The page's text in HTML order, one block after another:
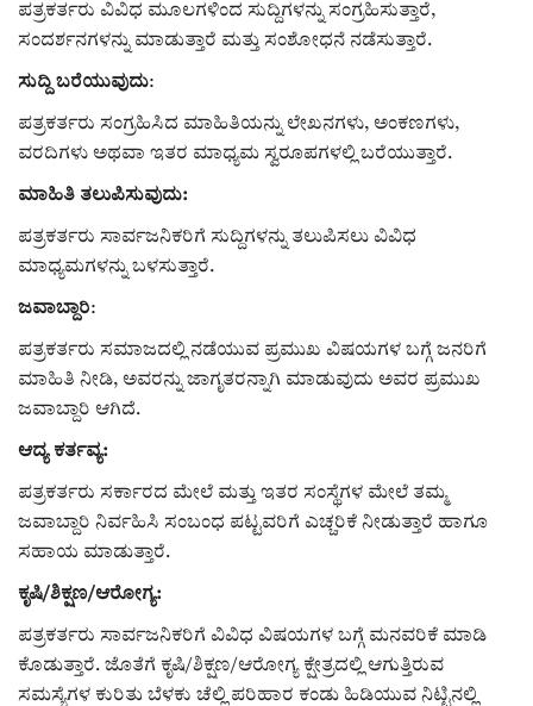
ಪತ್ರಕರ್ತರು ವಿವಿಧ ಮೂಲಗಳಿಂದ ಸುದ್ದಿಗಳನ್ನು ಸಂಗ್ರಹಿಸುತ್ತಾರೆ,
ಸಂದರ್ಶನಗಳನ್ನು ಮಾಡುತ್ತಾರೆ ಮತ್ತು ಸಂಶೋಧನೆ ನಡೆಸುತ್ತಾರೆ.
ಸುದ್ದಿ ಬರೆಯುವುದು:
ಪತ್ರಕರ್ತರು ಸಂಗ್ರಹಿಸಿದ ಮಾಹಿತಿಯನ್ನು ಲೇಖನಗಳು, ಅಂಕಣಗಳು,
ವರದಿಗಳು ಅಥವಾ ಇತರ ಮಾಧ್ಯಮ ಸ್ವರೂಪಗಳಲ್ಲಿ ಬರೆಯುತ್ತಾರೆ.
ಮಾಹಿತಿ ತಲುಪಿಸುವುದು:
ಪತ್ರಕರ್ತರು ಸಾರ್ವಜನಿಕರಿಗೆ ಸುದ್ದಿಗಳನ್ನು ತಲುಪಿಸಲು ವಿವಿಧ
ಮಾಧ್ಯಮಗಳನ್ನು ಬಳಸುತ್ತಾರೆ.
ಜವಾಬ್ದಾರಿ:
ಪತ್ರಕರ್ತರು ಸಮಾಜದಲ್ಲಿ ನಡೆಯುವ ಪ್ರಮುಖ ವಿಷಯಗಳ ಬಗ್ಗೆ ಜನರಿಗೆ
ಮಾಹಿತಿ ನೀಡಿ, ಅವರನ್ನು ಜಾಗೃತರನ್ನಾಗಿ ಮಾಡುವುದು ಅವರ ಪ್ರಮುಖ
ಜವಾಬ್ದಾರಿ ಆಗಿದೆ.
ಆದ್ಯ ಕರ್ತವ್ಯ:
ಪತ್ರಕರ್ತರು ಸರ್ಕಾರದ ಮೇಲೆ ಮತ್ತು ಇತರ ಸಂಸ್ಥೆಗಳ ಮೇಲೆ ತಮ್ಮ
ಜವಾಬ್ದಾರಿ ನಿರ್ವಹಿಸಿ ಸಂಬಂಧ ಪಟ್ಟವರಿಗೆ ಎಚ್ಚರಿಕೆ ನೀಡುತ್ತಾರೆ ಹಾಗೂ
ಸಹಾಯ ಮಾಡುತ್ತಾರೆ.
ಕೃಷಿ/ಶಿಕ್ಷಣ/ಆರೋಗ್ಯ:
ಪತ್ರಕರ್ತರು ಸಾರ್ವಜನಿಕರಿಗೆ ವಿವಿಧ ವಿಷಯಗಳ ಬಗ್ಗೆ ಮನವರಿಕೆ ಮಾಡಿ
ಕೊಡುತ್ತಾರೆ. ಜೊತೆಗೆ ಕೃಷಿ/ಶಿಕ್ಷಣ/ಆರೋಗ್ಯ ಕ್ಷೇತ್ರದಲ್ಲಿ ಆಗುತ್ತಿರುವ
ಸಮಸ್ಯೆಗಳ ಕುರಿತು ಬೆಳಕು ಚೆಲ್ಲಿ ಪರಿಹಾರ ಕಂಡು ಹಿಡಿಯುವ ನಿಟ್ಟಿನಲ್ಲಿ